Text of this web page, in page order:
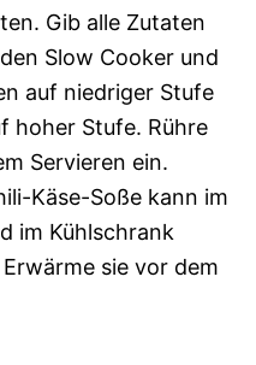
Gib alle Zutaten
Slow Cooker und
auf niedriger Stufe
hoher Stufe. Rühre
Servieren ein.
Käse-Soße kann im
im Kühlschrank
sie vor dem